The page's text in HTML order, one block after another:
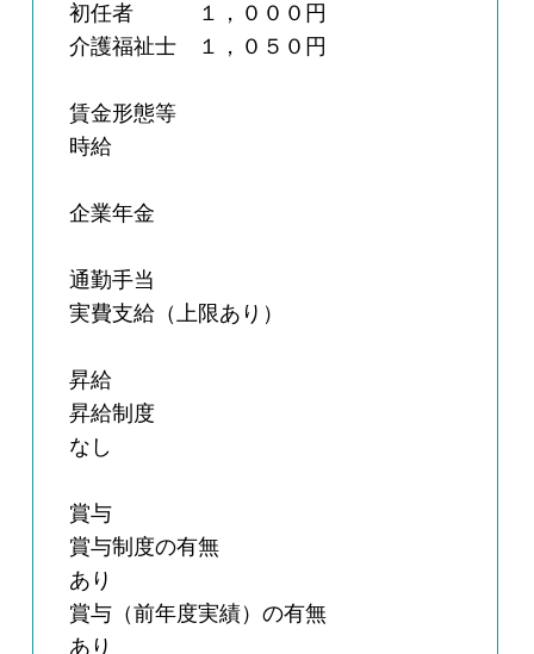
初任者 １，０００円
介護福祉士 １，０５０円
賃金形態等
時給
企業年金
通勤手当
実費支給（上限あり）
昇給
昇給制度
なし
賞与
賞与制度の有無
あり
賞与（前年度実績）の有無
あり